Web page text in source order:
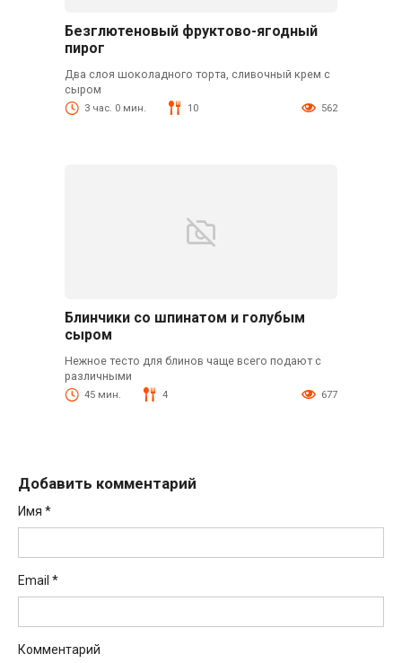
Безглютеновый фруктово-ягодный
пирог
Два слоя шоколадного торта, сливочный крем с
сыром
3 час. 0 мин. 10 562
Блинчики со шпинатом и голубым
сыром
Нежное тесто для блинов чаще всего подают с
различными
45 мин. 4 677
Добавить комментарий
Имя *
Email *
Комментарий